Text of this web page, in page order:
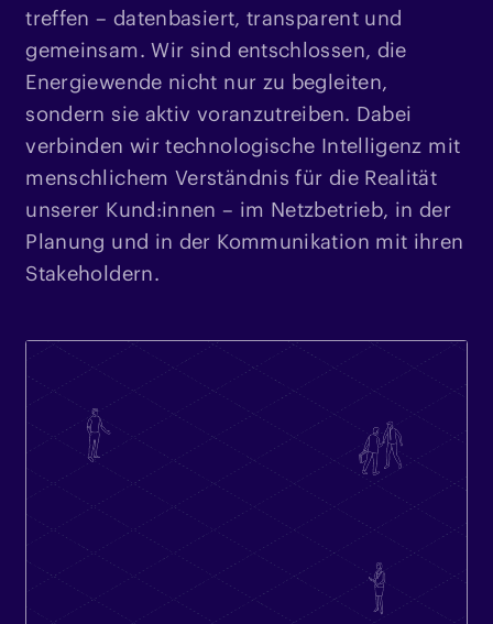
treffen – datenbasiert, transparent und
gemeinsam. Wir sind entschlossen, die
Energiewende nicht nur zu begleiten,
sondern sie aktiv voranzutreiben. Dabei
verbinden wir technologische Intelligenz mit
menschlichem Verständnis für die Realität
unserer Kund:innen – im Netzbetrieb, in der
Planung und in der Kommunikation mit ihren
Stakeholdern.​